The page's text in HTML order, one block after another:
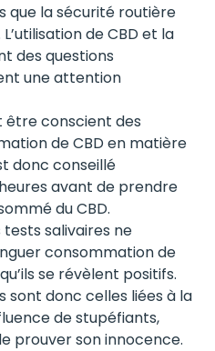
que la sécurité routière
de CBD et la
des questions
une attention
être conscient des
de CBD en matière
donc conseillé
avant de prendre
du CBD.
tests salivaires ne
consommation de
se révèlent positifs.
sont donc celles liées à la
de stupéfiants,
prouver son innocence.